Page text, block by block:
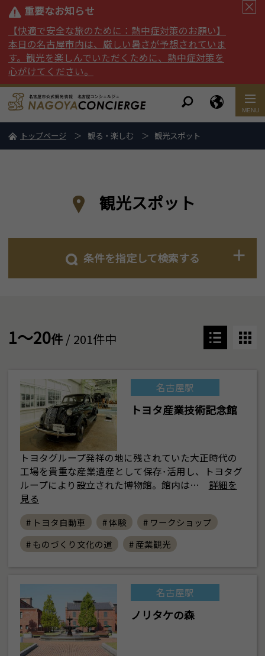
重要なお知らせ
【快適で安全な旅のために：熱中症対策のお願い】
本日の名古屋市内は、厳しい暑さが予想されていま
す。観光を楽しんでいただくために、熱中症対策を
心がけてください。
トップページ 観る・楽しむ 観光スポット
観光スポット
条件を指定して検索する
1～20件/ 201件中
名古屋駅
トヨタ産業技術記念館
トヨタグループ発祥の地に残されていた大正時代の
工場を貴重な産業遺産として保存･活用し、トヨタグ
ループにより設立された博物館。館内は…
詳細を
見る
# トヨタ自動車 # 体験
# ワークショップ
# ものづくり文化の道
# 産業観光
名古屋駅
ノリタケの森